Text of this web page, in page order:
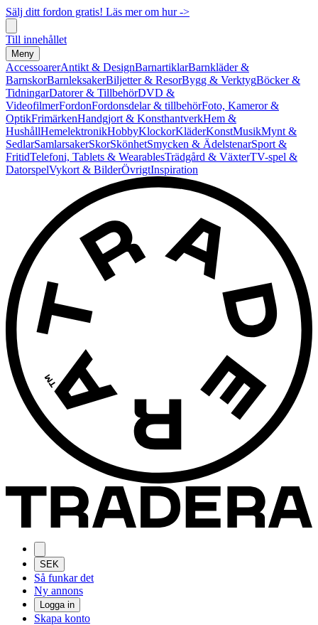
Sälj ditt fordon gratis! Läs mer om hur ->
Till innehållet
Meny
AccessoarerAntikt & DesignBarnartiklarBarnkläder &
BarnskorBarnleksakerBiljetter & ResorBygg & VerktygBöcker &
TidningarDatorer & TillbehörDVD &
VideofilmerFordonFordonsdelar & tillbehörFoto, Kameror &
OptikFrimärkenHandgjort & KonsthantverkHem &
HushållHemelektronikHobbyKlockorKläderKonstMusikMynt &
SedlarSamlarsakerSkorSkönhetSmycken & ÄdelstenarSport &
FritidTelefoni, Tablets & WearablesTrädgård & VäxterTV-spel &
DatorspelVykort & BilderÖvrigtInspiration
SEK
Så funkar det
Ny annons
Logga in
Skapa konto